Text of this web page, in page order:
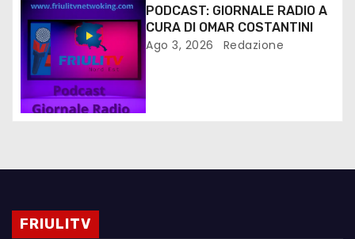
PODCAST: GIORNALE RADIO A
CURA DI OMAR COSTANTINI
Ago 3, 2026 Redazione
FRIULITV